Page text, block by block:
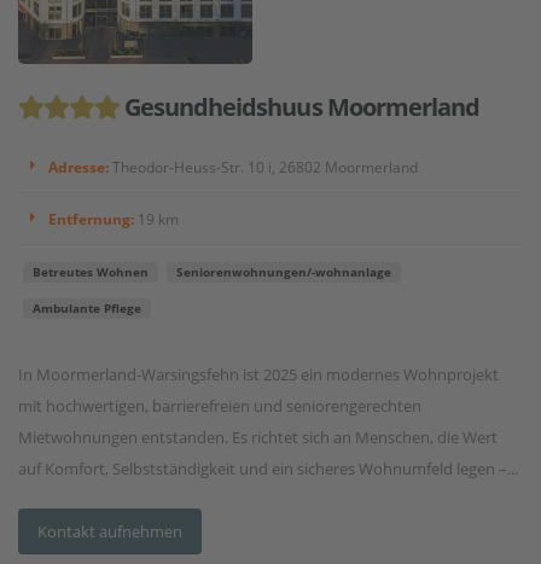
Gesundheidshuus Moormerland
Adresse:Theodor-Heuss-Str. 10 i, 26802 Moormerland
Entfernung: 19 km
Betreutes Wohnen Seniorenwohnungen/-wohnanlage
Ambulante Pflege
In Moormerland-Warsingsfehn ist 2025 ein modernes Wohnprojekt
mit hochwertigen, barrierefreien und seniorengerechten
Mietwohnungen entstanden. Es richtet sich an Menschen, die Wert
auf Komfort, Selbstständigkeit und ein sicheres Wohnumfeld legen –...
Kontakt aufnehmen